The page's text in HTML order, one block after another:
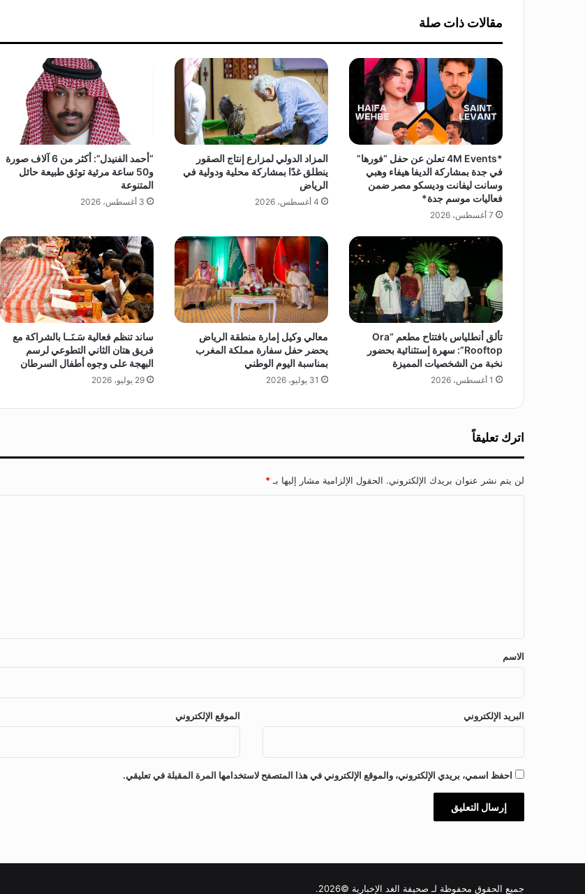
ت
و
ن
د
ا
ل
ب
ص
ر
ي
م
ع
ر
ض
ا
ل
ق
ه
ة
ا
ذ
م
ا
ر
ك
ب
ج
ا
ب
و
ك
مقالات ذات صلة
*4M Events تعلن عن حفل “فورها”
في جدة بمشاركة الديفا هيفاء وهبي
وسانت ليفانت وديسكو مصر ضمن
فعاليات موسم جدة*
7 أغسطس، 2026
المزاد الدولي لمزارع إنتاج الصقور
ينطلق غدًا بمشاركة محلية ودولية في
الرياض
4 أغسطس، 2026
“أحمد الفنيدل”: أكثر من 6 آلاف صورة
و50 ساعة مرئية توثق طبيعة حائل
المتنوعة
3 أغسطس، 2026
تألق أنطلياس بافتتاح مطعم “Ora
Rooftop”: سهرة إستثنائية بحضور
نخبة من الشخصيات المميزة
1 أغسطس، 2026
معالي وكيل إمارة منطقة الرياض
يحضر حفل سفارة مملكة المغرب
بمناسبة اليوم الوطني
31 يوليو، 2026
ساند تنظم فعالية سَـنَــا بالشراكة مع
فريق هتان الثاني التطوعي لرسم
البهجة على وجوه أطفال السرطان
29 يوليو، 2026
اترك تعليقاً
لن يتم نشر عنوان بريدك الإلكتروني. الحقول الإلزامية مشار إليها بـ *
*
الاسم
البريد الإلكتروني الموقع الإلكتروني
احفظ اسمي، بريدي الإلكتروني، والموقع الإلكتروني في هذا المتصفح لاستخدامها المرة المقبلة في تعليقي.
جميع الحقوق محفوظة لـ صحيفة الغد الإخبارية ©2026.